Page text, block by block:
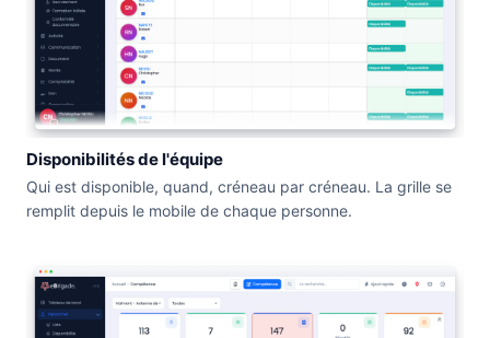
Disponibilités de l'équipe
Qui est disponible, quand, créneau par créneau. La grille se
remplit depuis le mobile de chaque personne.